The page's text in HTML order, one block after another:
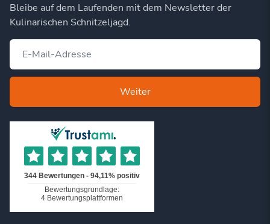
Bleibe auf dem Laufenden mit dem Newsletter der
Kulinarischen Schnitzeljagd.
Weiter